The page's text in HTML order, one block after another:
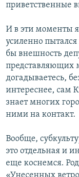
приветственные
И в эти моменты
усиленно
бы внешность
представляющих
догадываетесь,
интереснее, сам
знает многих
ними на контакт.
Вообще,
это отдельная и
еще коснемся.